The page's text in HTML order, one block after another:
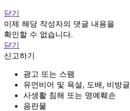
닫기
이제 해당 작성자의 댓글 내용을
확인할 수 없습니다.
닫기
신고하기
광고 또는 스팸
유언비어 및 욕설, 도배, 비방글
사생활 침해 또는 명예훼손
음란물